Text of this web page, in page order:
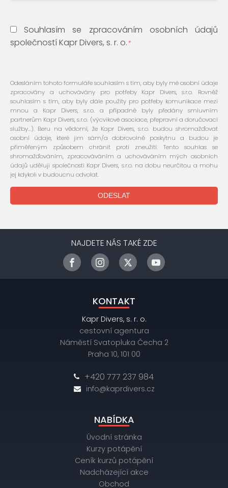
Souhlasím se zpracováním osobních údajů
společností Kapr Divers, s. r. o.*
Odesláním tohoto formuláře souhlasím s tím, aby byly mé osobní údaje
zpracovány a uchovávány pro potřeby Kapr Divers, s.r.o. Rovněž
souhlasím s tím, aby byly dále použity pro potřeby komunikace mezi
mnou a Kapr Divers, s.r.o. a případně byly předány smluvním
partnerům Kapr Divers, s.r.o. (výcvikové asociace, přepravní a doručovací
služby...). Beru na vědomí, že Kapr Divers, s.r.o. budou shromažďovat
osobní údaje, které jim sám/a dobrovolně poskytnu a budou je
přiměřeným způsobem chránit proti zneužití. Tento souhlas se
shromažďováním, zpracováváním a uchováváním mých osobních
údajů uděluji společnosti Kapr Divers, s.r.o. na dobu neurčitou a mohu
jej kdykoli v budoucnu odvolat.
NAJDETE NÁS TAKÉ ZDE
KONTAKT
Kapr Divers, s. r. o.
cestovní agentura
Náměstí Svatopluka Čecha 2
Praha 10, 101 00
+420 777 237 984
info@kaprdivers.cz
NABÍDKA
Úvodní stránka
Kurzy potápění
Ceník kurzů potápění
Nadcházející akce
Obchod